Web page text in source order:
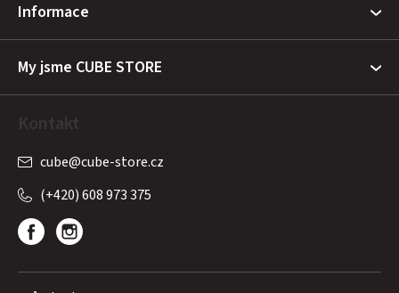
Informace
My jsme CUBE STORE
Kontakt
cube@cube-store.cz
(+420) 608 973 375